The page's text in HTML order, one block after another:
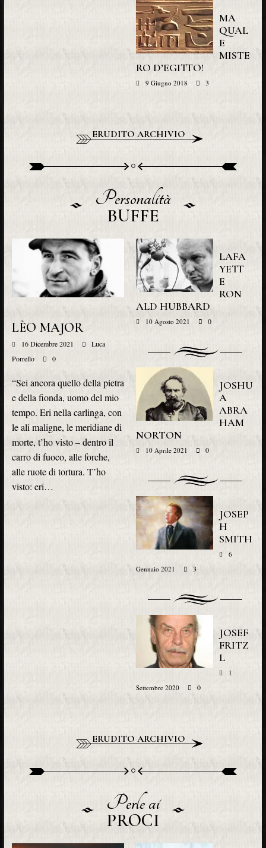
MA
QUAL
E
MISTE
RO D’EGITTO!
9 Giugno 2018 3
ERUDITO ARCHIVIO
Personalità
BUFFE
LÈO MAJOR
16 Dicembre 2021
Luca
Porrello
0
“Sei ancora quello della pietra
e della fionda, uomo del mio
tempo. Eri nella carlinga, con
le ali maligne, le meridiane di
morte, t’ho visto – dentro il
carro di fuoco, alle forche,
alle ruote di tortura. T’ho
visto: eri…
LAFA
YETT
E
RON
ALD HUBBARD
10 Agosto 2021 0
JOSHU
A
ABRA
HAM
NORTON
10 Aprile 2021 0
JOSEP
H
SMITH
6
Gennaio 2021
3
JOSEF
FRITZ
L
1
Settembre 2020
0
ERUDITO ARCHIVIO
Perle ai
PROCI